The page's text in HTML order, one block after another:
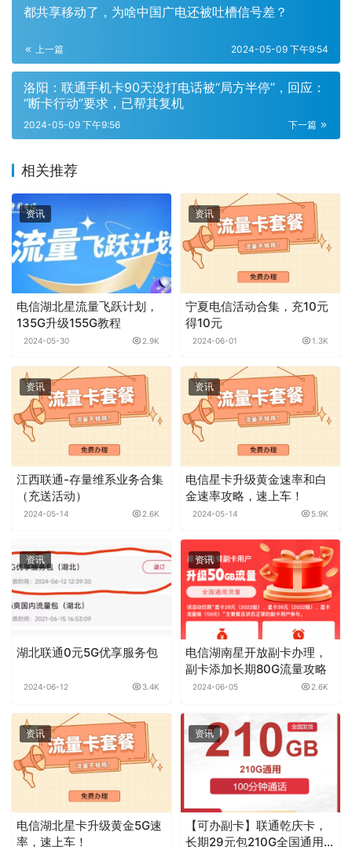
都共享移动了，为啥中国广电还被吐槽信号差？
上一篇 2024-05-09 下午9:54
洛阳：联通手机卡90天没打电话被“局方半停”，回应：
“断卡行动”要求，已帮其复机
下一篇
2024-05-09 下午9:56
相关推荐
资讯
电信湖北星流量飞跃计划，
135G升级155G教程
2024-05-30 2.9K
资讯
宁夏电信活动合集，充10元
得10元
2024-06-01 1.3K
资讯
江西联通-存量维系业务合集
（充送活动）
2024-05-14 2.6K
资讯
电信星卡升级黄金速率和白
金速率攻略，速上车！
2024-05-14 5.9K
资讯
湖北联通0元5G优享服务包
2024-06-12 3.4K
资讯
电信湖南星开放副卡办理，
副卡添加长期80G流量攻略
2024-06-05 2.6K
资讯
电信湖北星卡升级黄金5G速
率，速上车！
资讯
【可办副卡】联通乾庆卡，
长期29元包210G全国通用流